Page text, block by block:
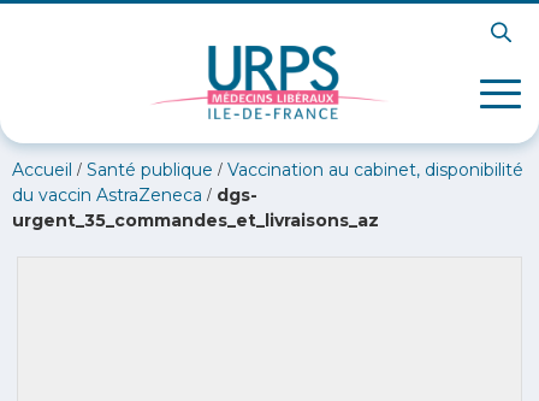
Accueil / Santé publique / Vaccination au cabinet, disponibilité
du vaccin AstraZeneca / dgs-
urgent_35_commandes_et_livraisons_az